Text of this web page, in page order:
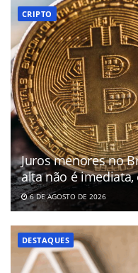
CRIPTO
Juros menores no
alta não é imediata,
6 DE AGOSTO DE 2026
DESTAQUES